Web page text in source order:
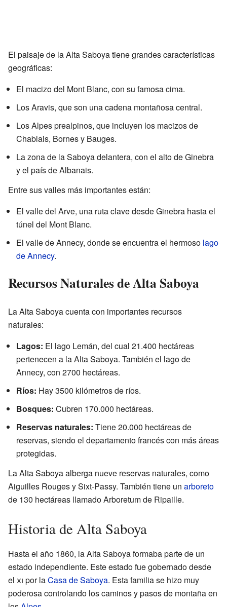
El paisaje de la Alta Saboya tiene grandes características
geográficas:
El macizo del Mont Blanc, con su famosa cima.
Los Aravis, que son una cadena montañosa central.
Los Alpes prealpinos, que incluyen los macizos de
Chablais, Bornes y Bauges.
La zona de la Saboya delantera, con el alto de Ginebra
y el país de Albanais.
Entre sus valles más importantes están:
El valle del Arve, una ruta clave desde Ginebra hasta el
túnel del Mont Blanc.
El valle de Annecy, donde se encuentra el hermoso lago
de Annecy.
Recursos Naturales de Alta Saboya
La Alta Saboya cuenta con importantes recursos
naturales:
Lagos: El lago Lemán, del cual 21.400 hectáreas
pertenecen a la Alta Saboya. También el lago de
Annecy, con 2700 hectáreas.
Ríos: Hay 3500 kilómetros de ríos.
Bosques: Cubren 170.000 hectáreas.
Reservas naturales: Tiene 20.000 hectáreas de
reservas, siendo el departamento francés con más áreas
protegidas.
La Alta Saboya alberga nueve reservas naturales, como
Aiguilles Rouges y Sixt-Passy. También tiene un arboreto
de 130 hectáreas llamado Arboretum de Ripaille.
Historia de Alta Saboya
Hasta el año 1860, la Alta Saboya formaba parte de un
estado independiente. Este estado fue gobernado desde
el xi por laCasa de Saboya. Esta familia se hizo muy
poderosa controlando los caminos y pasos de montaña en